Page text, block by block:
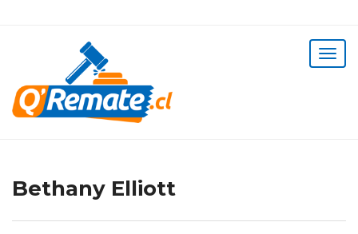
Bethany Elliott